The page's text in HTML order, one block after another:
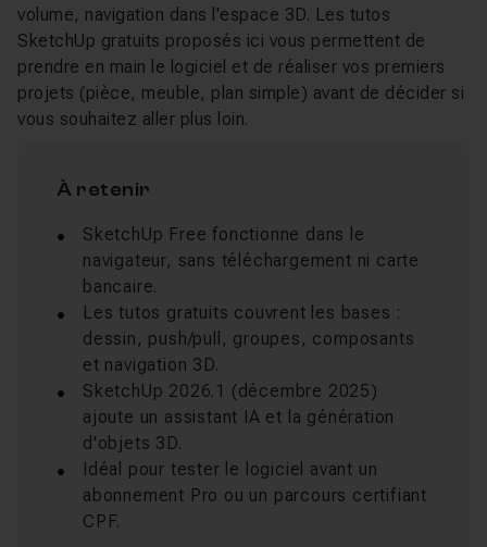
volume, navigation dans l'espace 3D. Les tutos
SketchUp gratuits proposés ici vous permettent de
prendre en main le logiciel et de réaliser vos premiers
projets (pièce, meuble, plan simple) avant de décider si
vous souhaitez aller plus loin.
À retenir
SketchUp Free fonctionne dans le
navigateur, sans téléchargement ni carte
bancaire.
Les tutos gratuits couvrent les bases :
dessin, push/pull, groupes, composants
et navigation 3D.
SketchUp 2026.1 (décembre 2025)
ajoute un assistant IA et la génération
d'objets 3D.
Idéal pour tester le logiciel avant un
abonnement Pro ou un parcours certifiant
CPF.